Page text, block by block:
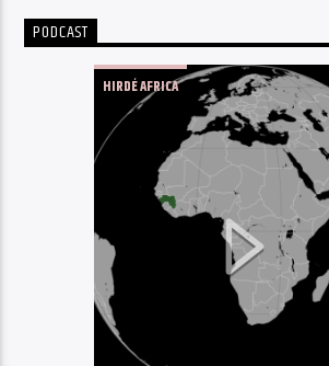
PODCAST
HIRDÉ AFRICA